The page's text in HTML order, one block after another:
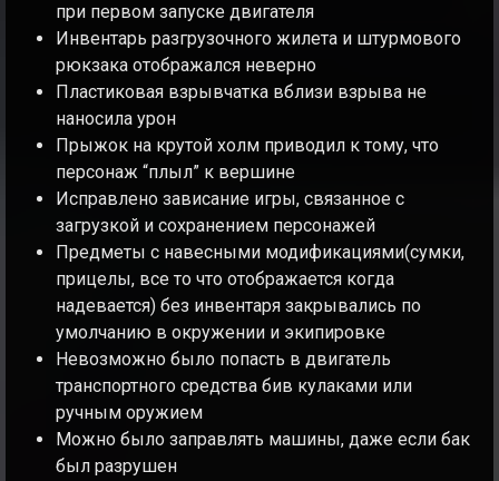
при первом запуске двигателя
Инвентарь разгрузочного жилета и штурмового
рюкзака отображался неверно
Пластиковая взрывчатка вблизи взрыва не
наносила урон
Прыжок на крутой холм приводил к тому, что
персонаж “плыл” к вершине
Исправлено зависание игры, связанное с
загрузкой и сохранением персонажей
Предметы с навесными модификациями(сумки,
прицелы, все то что отображается когда
надевается) без инвентаря закрывались по
умолчанию в окружении и экипировке
Невозможно было попасть в двигатель
транспортного средства бив кулаками или
ручным оружием
Можно было заправлять машины, даже если бак
был разрушен